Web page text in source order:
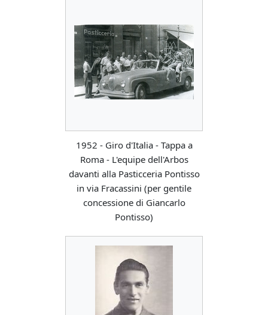
1952 - Giro d'Italia - Tappa a
Roma - L'equipe dell'Arbos
davanti alla Pasticceria Pontisso
in via Fracassini (per gentile
concessione di Giancarlo
Pontisso)